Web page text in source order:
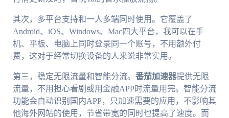
其次，多平台支持和一人多端同时使用。它覆盖了
Android、iOS、Windows、Mac四大平台，我可以在手
机、平板、电脑上同时登录同一个账号，不用额外付
费，这对于经常切换设备的人来说非常实用。
第三，稳定无限流量和智能分流。 番茄加速器提供无限
流量，不用担心看剧或用金融APP时流量用完。智能分流
功能会自动识别国内APP，只加速需要的应用，不影响其
他海外网站的使用，节省带宽的同时也提高了速度。而